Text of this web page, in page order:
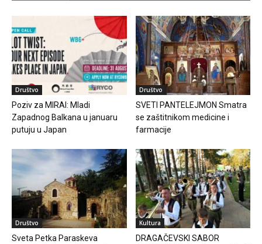
Društvo
Poziv za MIRAI: Mladi
Zapadnog Balkana u januaru
putuju u Japan
Društvo
SVETI PANTELEJMON Smatra
se zaštitnikom medicine i
farmacije
Društvo
Sveta Petka Paraskeva
Kultura
DRAGAČEVSKI SABOR